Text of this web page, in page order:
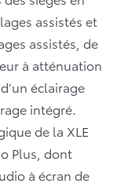
assistés et
assistés, de
à atténuation
éclairage
intégré.
de la XLE
Plus, dont
à écran de